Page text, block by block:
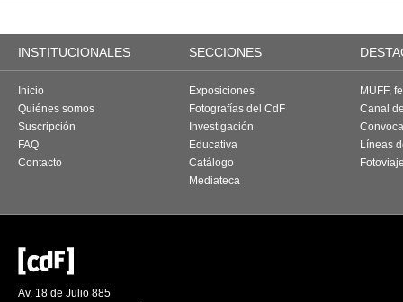
INSTITUCIONALES SECCIONES
Inicio
Quiénes somos
Suscripción
FAQ
Contacto
Exposiciones
Fotografías del CdF
Investigación
Educativa
Catálogo
Mediateca
MUFF,
Canal
Líneas
Av. 18 de Julio 885